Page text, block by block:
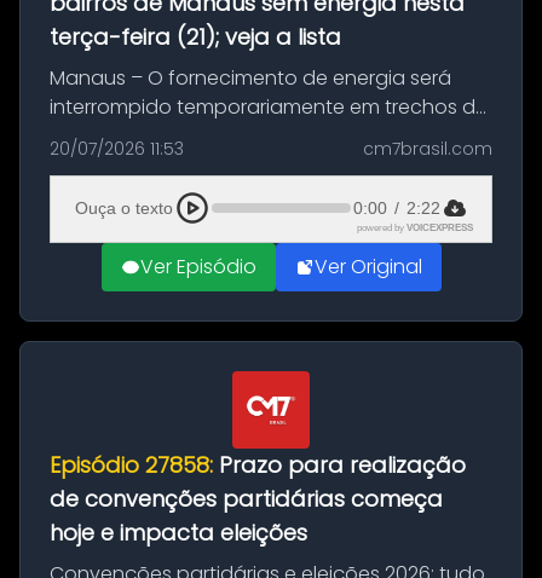
terça-feira (21); veja a lista
Manaus – O fornecimento de energia será
interrompido temporariamente em trechos de
sete bairros de Manaus nesta terça-feira (21).
A suspensão programada ocorrerá para a
execução de serviços de manuten...
20/07/2026 11:53 cm7brasil.com
Ouça o texto 0:00 / 2:22
powered by VOICEXPRESS
Ver Episódio Ver Original
Episódio 27858: Prazo para realização
de convenções partidárias começa
hoje e impacta eleições